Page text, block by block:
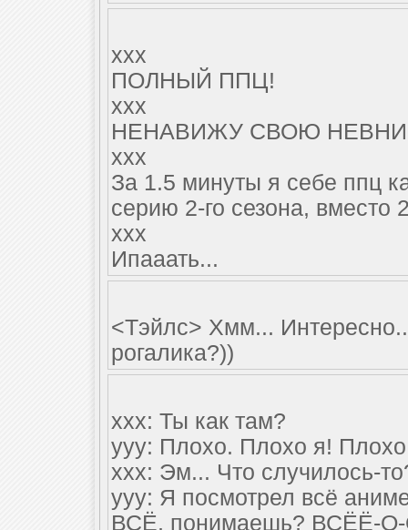
xxx
ПОЛНЫЙ ППЦ!
xxx
НЕНАВИЖУ СВОЮ
xxx
За 1.5 минуты я себе ппц
серию 2-го сезона, вместо
xxx
Ипааать...
<Тэйлс> Хмм...
рогалика?))
xxx: Ты как там?
yyy: Плохо. Плохо я!
xxx: Эм... Что случилось-
yyy: Я посмотрел всё
ВСЁ, понимаешь? ВСЁЁ-